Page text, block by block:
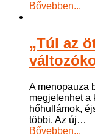
Bővebben...
„Túl az
A menopauza
megjelenhet a
hőhullámok,
többi. Az új…
Bővebben...